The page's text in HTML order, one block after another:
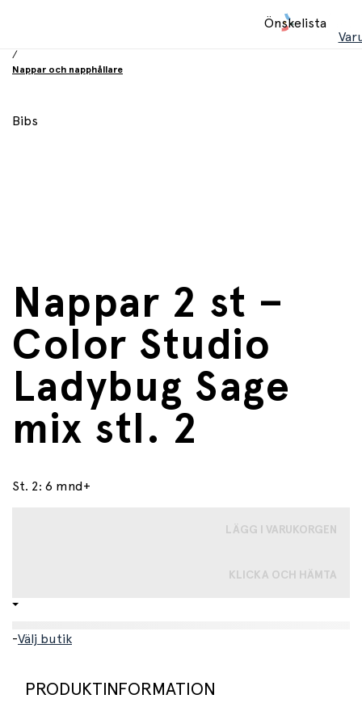
Önskelista
/
Nappar och napphållare
Bibs
Nappar 2 st –
Color Studio
Ladybug Sage
mix stl. 2
St. 2: 6 mnd+
LÄGG I VARUKORGEN
KLICKA OCH HÄMTA
-Välj butik
PRODUKTINFORMATION